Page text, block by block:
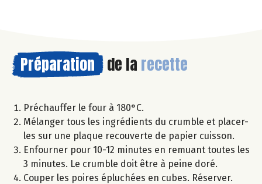
Préparation de la recette
Préchauffer le four à 180°C.
Mélanger tous les ingrédients du crumble et placer-
les sur une plaque recouverte de papier cuisson.
Enfourner pour 10-12 minutes en remuant toutes les
3 minutes. Le crumble doit être à peine doré.
Couper les poires épluchées en cubes. Réserver.